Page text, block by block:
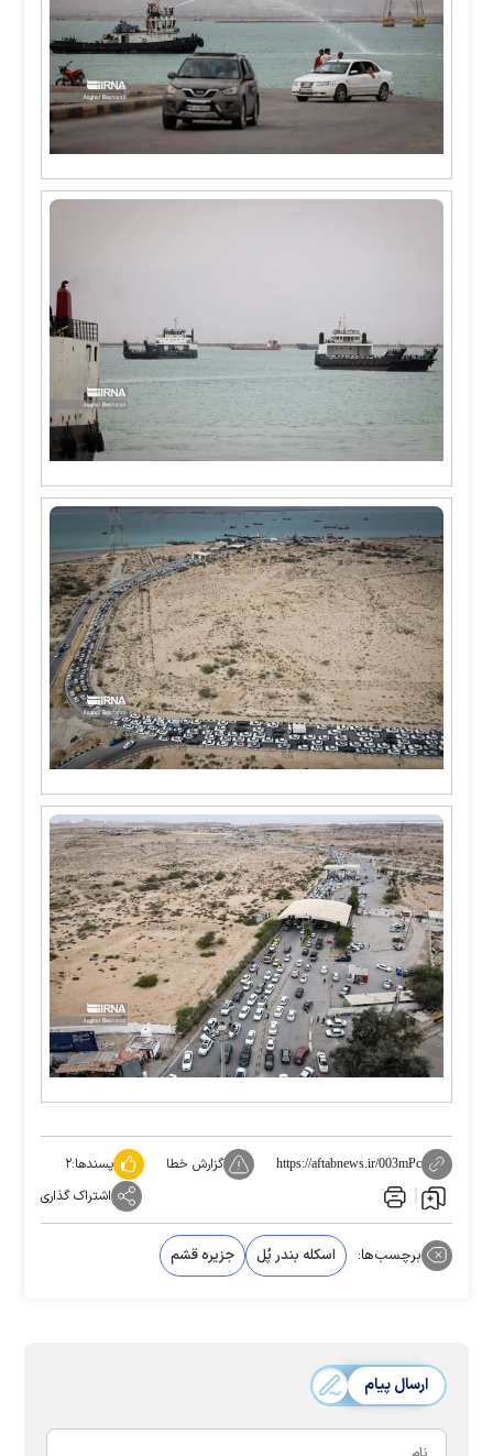
https://aftabnews.ir/003mPc گزارش خطا پسندها:۲
اشتراک گذاری
برچسب‌ها: اسکله بندر پُل جزیره قشم
ارسال پیام